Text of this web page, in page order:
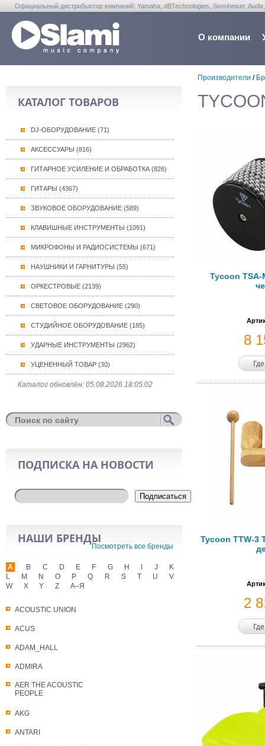
Официальный дистрибьютор компаний: Yamaha, dBTechnologies, Sennheiser,
О компании
КАТАЛОГ ТОВАРОВ
DJ-ОБОРУДОВАНИЕ (71)
АКСЕССУАРЫ (816)
ГИТАРНОЕ УСИЛЕНИЕ И ОБРАБОТКА (826)
ГИТАРЫ (4367)
ЗВУКОВОЕ ОБОРУДОВАНИЕ (589)
КЛАВИШНЫЕ ИНСТРУМЕНТЫ (1091)
МИКРОФОНЫ И РАДИОСИСТЕМЫ (671)
НАУШНИКИ И ГАРНИТУРЫ (55)
ОРКЕСТРОВЫЕ (2139)
СВЕТОВОЕ ОБОРУДОВАНИЕ (290)
СТУДИЙНОЕ ОБОРУДОВАНИЕ (185)
УДАРНЫЕ ИНСТРУМЕНТЫ (2962)
УЦЕНЕННЫЙ ТОВАР (30)
Каталог обновлён: 05.08.2026 18:05:02
ПОДПИСКА НА НОВОСТИ
Подписаться
НАШИ БРЕНДЫ
Посмотреть все бренды
A
ACOUSTIC UNION
ACUS
ADAM_HALL
ADMIRA
AER THE ACOUSTIC
PEOPLE
AKG
ANTARI
B C D E F G H J
K
L
M N O P Q R S T U
V
W
X Y Z А–Я
Производители /
Tycoon TSA-
8
Tycoon TTW-3
2